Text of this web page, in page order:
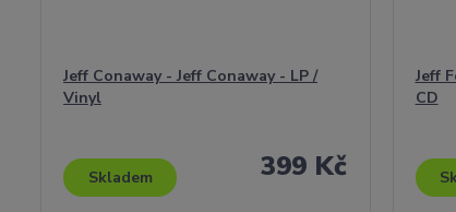
Jeff Conaway - Jeff Conaway - LP /
Vinyl
399 Kč
Skladem
Jeff
CD